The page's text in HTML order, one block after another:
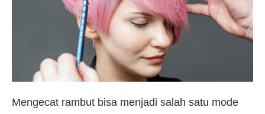
Mengecat rambut bisa menjadi salah satu mode